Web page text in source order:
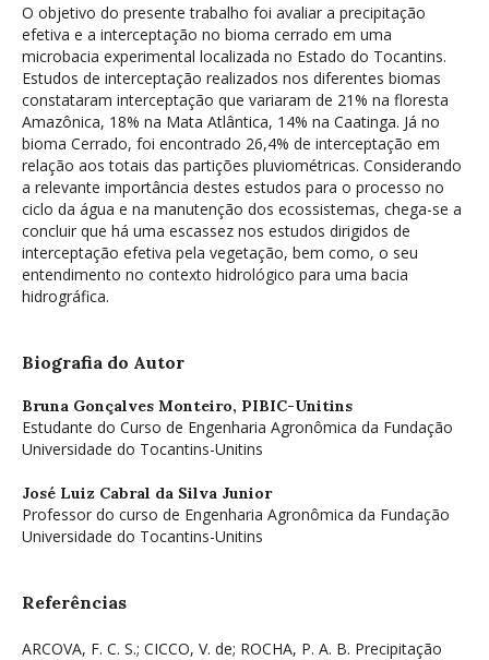
O objetivo do presente trabalho foi avaliar a precipitação
efetiva e a interceptação no bioma cerrado em uma
microbacia experimental localizada no Estado do Tocantins.
Estudos de interceptação realizados nos diferentes biomas
constataram interceptação que variaram de 21% na floresta
Amazônica, 18% na Mata Atlântica, 14% na Caatinga. Já no
bioma Cerrado, foi encontrado 26,4% de interceptação em
relação aos totais das partições pluviométricas. Considerando
a relevante importância destes estudos para o processo no
ciclo da água e na manutenção dos ecossistemas, chega-se a
concluir que há uma escassez nos estudos dirigidos de
interceptação efetiva pela vegetação, bem como, o seu
entendimento no contexto hidrológico para uma bacia
hidrográfica.
Biografia do Autor
Bruna Gonçalves Monteiro, PIBIC-Unitins
Estudante do Curso de Engenharia Agronômica da Fundação
Universidade do Tocantins-Unitins
José Luiz Cabral da Silva Junior
Professor do curso de Engenharia Agronômica da Fundação
Universidade do Tocantins-Unitins
Referências
ARCOVA, F. C. S.; CICCO, V. de; ROCHA, P. A. B. Precipitação